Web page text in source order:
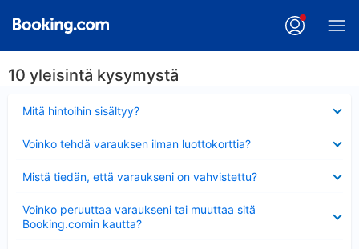
10 yleisintä kysymystä
Mitä hintoihin sisältyy?
Voinko tehdä varauksen ilman luottokorttia?
Mistä tiedän, että varaukseni on vahvistettu?
Voinko peruuttaa varaukseni tai muuttaa sitä
Booking.comin kautta?